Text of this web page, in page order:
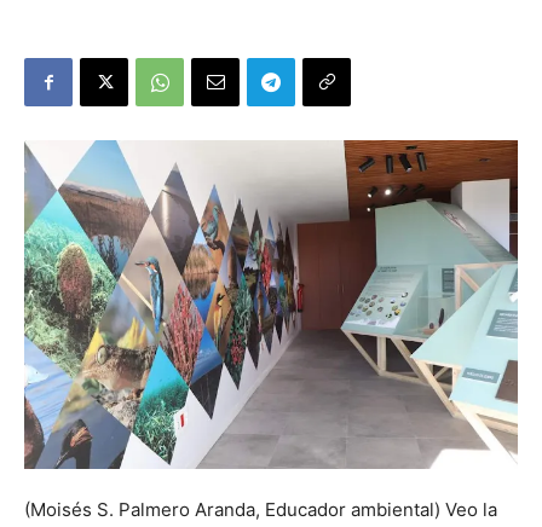
(Moisés S. Palmero Aranda, Educador ambiental) Veo la